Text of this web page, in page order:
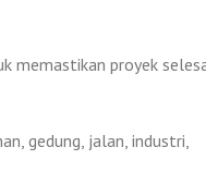
memastikan proyek
gedung, jalan, industri,